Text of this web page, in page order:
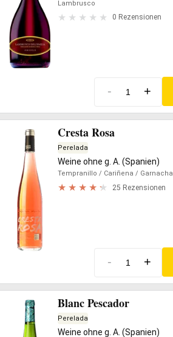
Lambrusco
0 Rezensionen
- +
Cresta Rosa
Perelada
Weine ohne g. A. (Spanien)
Tempranillo / Cariñena / Garnacha
25 Rezensionen
- +
Blanc Pescador
Perelada
Weine ohne g. A. (Spanien)